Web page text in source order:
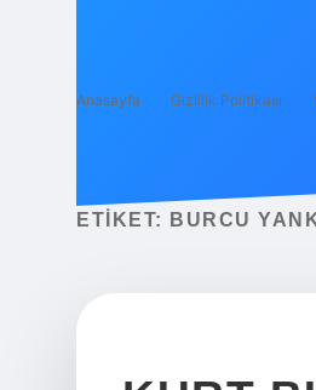
Anasayfa Gizlilik Politikası
ETIKET: BURCU